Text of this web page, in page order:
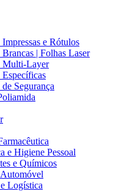
e Rótulos
Brancas | Folhas Laser
Multi-Layer
Específicas
Segurança
e Higiene Pessoal
e Químicos
Logística